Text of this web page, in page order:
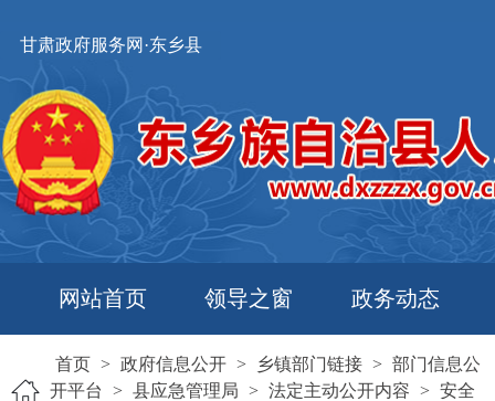
甘肃政府服务网·东乡县
网站首页 领导之窗 政务动态
首页 > 政府信息公开 > 乡镇部门链接 > 部门信息公
开平台
> 县应急管理局 > 法定主动公开内容 > 安全